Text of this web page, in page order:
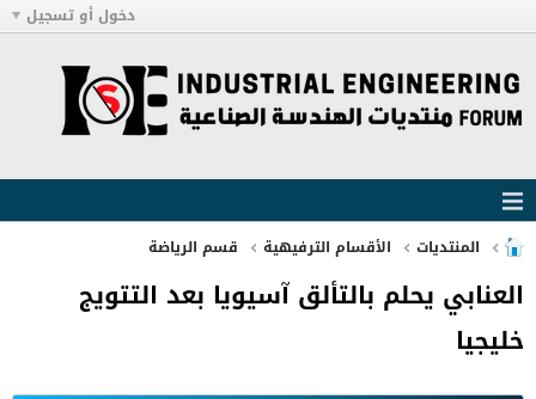
دخول أو تسجيل
المنتديات الأقسام الترفيهية قسم الرياضة
العنابي يحلم بالتألق آسيويا بعد التتويج
خليجيا